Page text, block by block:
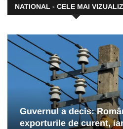
NATIONAL - CELE MAI
Guvernul a decis:
exporturile de curent,